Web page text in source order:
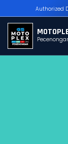
Authorized